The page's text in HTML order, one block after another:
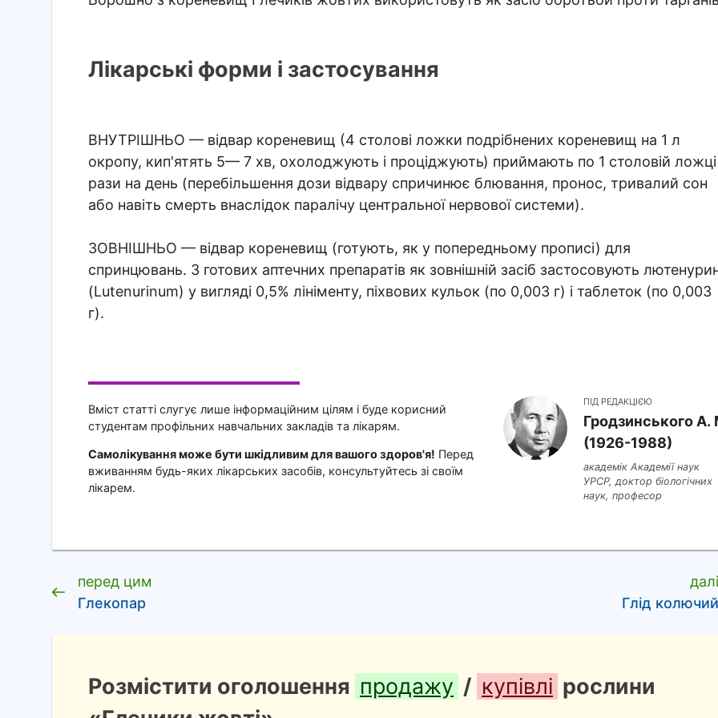
Лікарські форми і застосування
ВНУТРІШНЬО — відвар кореневищ (4 столові ложки подрібнених кореневищ на 1 л
окропу, кип'ятять 5— 7 хв, охолоджують і проціджують) приймають по 1 столовій
рази на день (перебільшення дози відвару спричинює блювання, пронос, тривалий сон
або навіть смерть внаслідок паралічу центральної нервової системи).
ЗОВНІШНЬО — відвар кореневищ (готують, як у попередньому прописі) для
спринцювань. З готових аптечних препаратів як зовнішній засіб застосовують
(Lutenurinum) у вигляді 0,5% лініменту, піхвових кульок (по 0,003 г) і таблеток (по 0,003
г).
Вміст статті слугує лише інформаційним цілям і буде корисний
студентам профільних навчальних закладів та лікарям.
Самолікування може бути шкідливим для вашого здоров'я! Перед
вживанням будь-яких лікарських засобів, консультуйтесь зі своїм
лікарем.
ПІД РЕДАКЦІЄЮ
Гродзинського A.
(1926-1988)
академік Академії наук
УРСР, доктор біологічних
наук, професор
перед цим
Глекопар
далі
Глід колючий
Розмістити оголошення продажу / купівлі рослини